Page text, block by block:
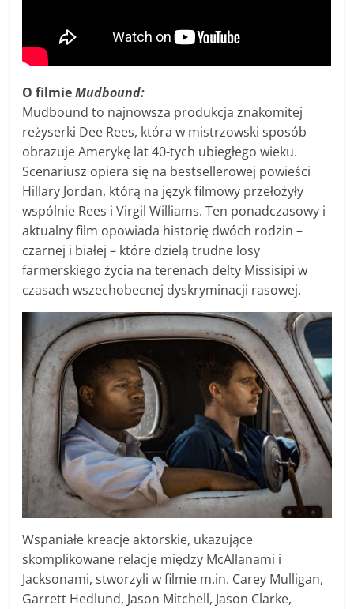
O filmieMudbound:
Mudbound to najnowsza produkcja znakomitej
reżyserki Dee Rees, która w mistrzowski sposób
obrazuje Amerykę lat 40-tych ubiegłego wieku.
Scenariusz opiera się na bestsellerowej powieści
Hillary Jordan, którą na język filmowy przełożyły
wspólnie Rees i Virgil Williams. Ten ponadczasowy i
aktualny film opowiada historię dwóch rodzin –
czarnej i białej – które dzielą trudne losy
farmerskiego życia na terenach delty Missisipi w
czasach wszechobecnej dyskryminacji rasowej.
Wspaniałe kreacje aktorskie, ukazujące
skomplikowane relacje między McAllanami i
Jacksonami, stworzyli w filmie m.in. Carey Mulligan,
Garrett Hedlund, Jason Mitchell, Jason Clarke,